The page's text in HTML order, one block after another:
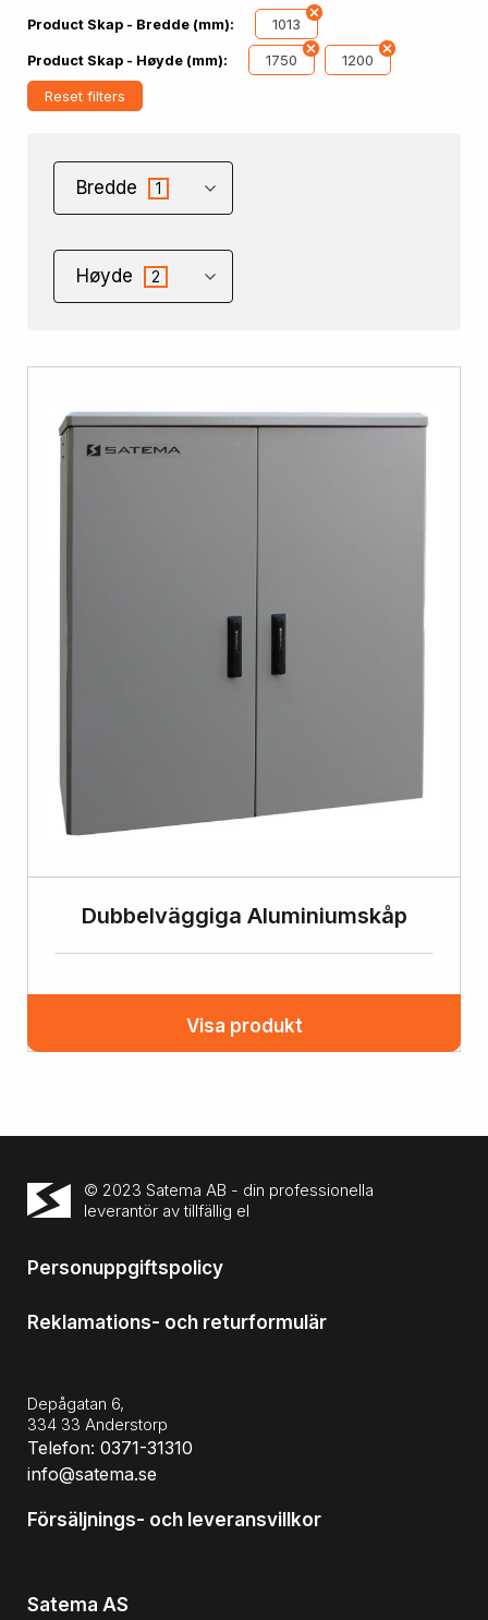
Product Skap - Bredde (mm): 1013
Product Skap - Høyde (mm): 1750 1200
Reset filters
Bredde 1
Høyde 2
Dubbelväggiga Aluminiumskåp
Visa produkt
© 2023 Satema AB - din professionella
leverantör av tillfällig el
Personuppgiftspolicy
Reklamations- och returformulär
Depågatan 6,
334 33 Anderstorp
Telefon: 0371-31310
info@satema.se
Försäljnings- och leveransvillkor
Satema AS